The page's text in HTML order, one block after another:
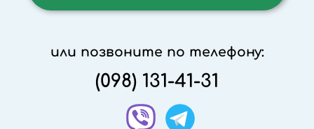
или позвоните по телефону:
(098) 131-41-31